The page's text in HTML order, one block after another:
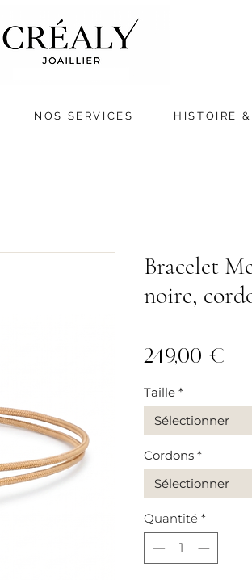
NOS SERVICES HISTOIRE
Bracelet
noire,
249,00 €
Taille *
Sélectionner
Cordons *
Sélectionner
Quantité *